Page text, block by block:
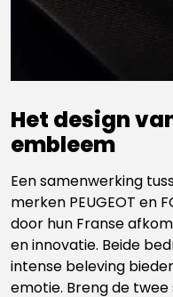
Het design
embleem
Een samenwerking
merken PEUGEOT en
door hun Franse
en innovatie. Beide
intense beleving
emotie. Breng de